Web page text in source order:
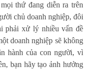
thứ đang diễn ra trên
chủ doanh nghiệp, đôi
phải xử lý nhiều vấn đề
doanh nghiệp sẽ không
hành của con người, vì
bạn hãy tạo ảnh hưởng